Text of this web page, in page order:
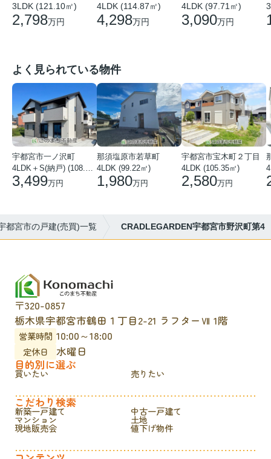
3LDK (121.10㎡)
2,798万円
4LDK (114.87㎡)
4,298万円
4LDK (97.71㎡)
3,090万円
よく見られている物件
宇都宮市一ノ沢町
3,499万円
那須塩原市若草町
4LDK (99.22㎡)
1,980万円
宇都宮市宝木町２丁目
4LDK (105.35㎡)
2,580万円
都宮市の戸建(売買)一覧 CRADLEGARDEN宇都宮市野沢町第4
〒320-0857
栃木県宇都宮市鶴田１丁目2-21 ラフターⅦ 1階
営業時間 10:00～18:00
定休日
水曜日
目的別に選ぶ
買いたい 売りたい
こだわり検索
新築一戸建て 中古一戸建て
マンション 土地
現地販売会 値下げ物件